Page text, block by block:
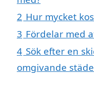
2 Hur mycket
3 Fördelar med
4 Sök efter en
omgivande